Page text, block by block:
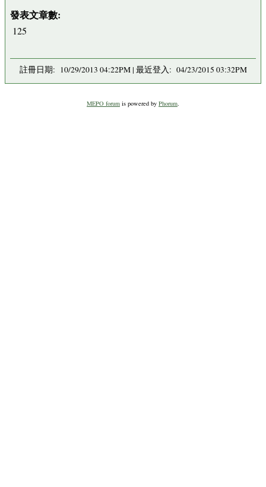
發表文章數:
125
註冊日期: 10/29/2013 04:22PM | 最近登入: 04/23/2015 03:32PM
MEPO forum is powered by Phorum.